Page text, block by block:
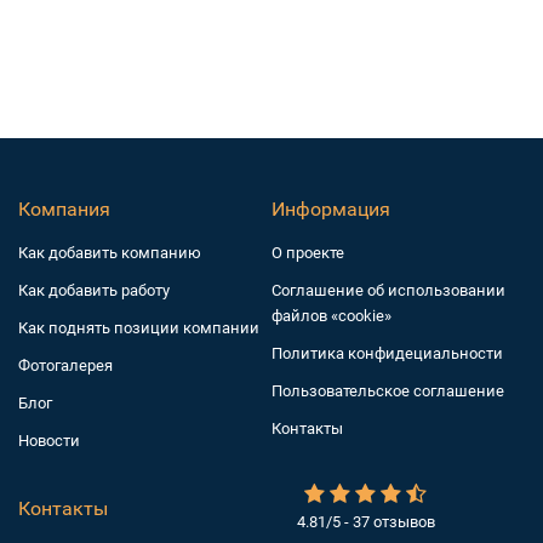
4.81/5 - 37 отзывов
Компания
Как добавить компанию
Как добавить работу
Как поднять позиции компании
Фотогалерея
Блог
Новости
Информация
О проекте
Соглашение об использовании
файлов «cookie»
Политика конфидециальности
Пользовательское соглашение
Контакты
Контакты